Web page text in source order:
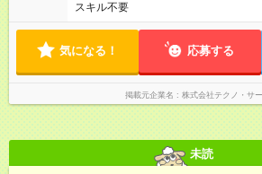
スキル不要
気になる！ 応募する
掲載元企業名 株式会社テクノ・サ
未読